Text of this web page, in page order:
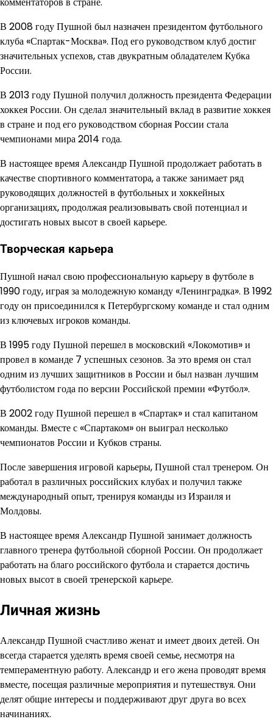
В 2008 году Пушной был назначен президентом футбольного
клуба «Спартак-Москва». Под его руководством клуб достиг
значительных успехов, став двукратным обладателем Кубка
России.
В 2013 году Пушной получил должность президента Федерации
хоккея России. Он сделал значительный вклад в развитие хоккея
в стране и под его руководством сборная России стала
чемпионами мира 2014 года.
В настоящее время Александр Пушной продолжает работать в
качестве спортивного комментатора, а также занимает ряд
руководящих должностей в футбольных и хоккейных
организациях, продолжая реализовывать свой потенциал и
достигать новых высот в своей карьере.
Творческая карьера
Пушной начал свою профессиональную карьеру в футболе в
1990 году, играя за молодежную команду «Ленинградка». В 1992
году он присоединился к Петербургскому команде и стал одним
из ключевых игроков команды.
В 1995 году Пушной перешел в московский «Локомотив» и
провел в команде 7 успешных сезонов. За это время он стал
одним из лучших защитников в России и был назван лучшим
футболистом года по версии Российской премии «Футбол».
В 2002 году Пушной перешел в «Спартак» и стал капитаном
команды. Вместе с «Спартаком» он выиграл несколько
чемпионатов России и Кубков страны.
После завершения игровой карьеры, Пушной стал тренером. Он
работал в различных российских клубах и получил также
международный опыт, тренируя команды из Израиля и
Молдовы.
В настоящее время Александр Пушной занимает должность
главного тренера футбольной сборной России. Он продолжает
работать на благо российского футбола и старается достичь
новых высот в своей тренерской карьере.
Личная жизнь
Александр Пушной счастливо женат и имеет двоих детей. Он
всегда старается уделять время своей семье, несмотря на
темпераментную работу. Александр и его жена проводят время
вместе, посещая различные мероприятия и путешествуя. Они
делят общие интересы и поддерживают друг друга во всех
начинаниях.